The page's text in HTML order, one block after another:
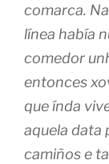
comarca.
línea había
comedor
entonces
que índa
aquela data
camiños e